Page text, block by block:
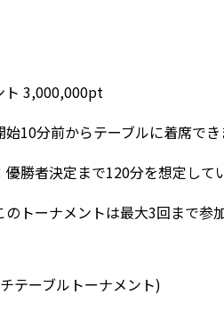
ト 3,000,000pt
10分前からテーブルに着席でき
勝者決定まで120分を想定してい
トーナメントは最大3回まで参
テーブルトーナメント)